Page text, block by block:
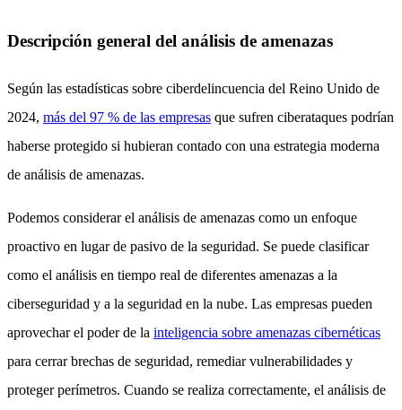
Descripción general del análisis de amenazas
Según las estadísticas sobre ciberdelincuencia del Reino Unido de
2024, más del 97 % de las empresas que sufren ciberataques podrían
haberse protegido si hubieran contado con una estrategia moderna
de análisis de amenazas.
Podemos considerar el análisis de amenazas como un enfoque
proactivo en lugar de pasivo de la seguridad. Se puede clasificar
como el análisis en tiempo real de diferentes amenazas a la
ciberseguridad y a la seguridad en la nube. Las empresas pueden
aprovechar el poder de la inteligencia sobre amenazas cibernéticas
para cerrar brechas de seguridad, remediar vulnerabilidades y
proteger perímetros. Cuando se realiza correctamente, el análisis de